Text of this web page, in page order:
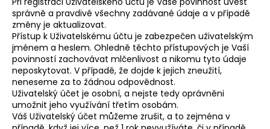
správně a pravdivě všechny zadávané údaje a v případě
změny je aktualizovat.
Přístup k Uživatelskému účtu je zabezpečen uživatelským
jménem a heslem. Ohledně těchto přístupových je Vaší
povinností zachovávat mlčenlivost a nikomu tyto údaje
neposkytovat. V případě, že dojde k jejich zneužití,
neneseme za to žádnou odpovědnost.
Uživatelský účet je osobní, a nejste tedy oprávněni
umožnit jeho využívání třetím osobám.
Váš Uživatelský účet můžeme zrušit, a to zejména v